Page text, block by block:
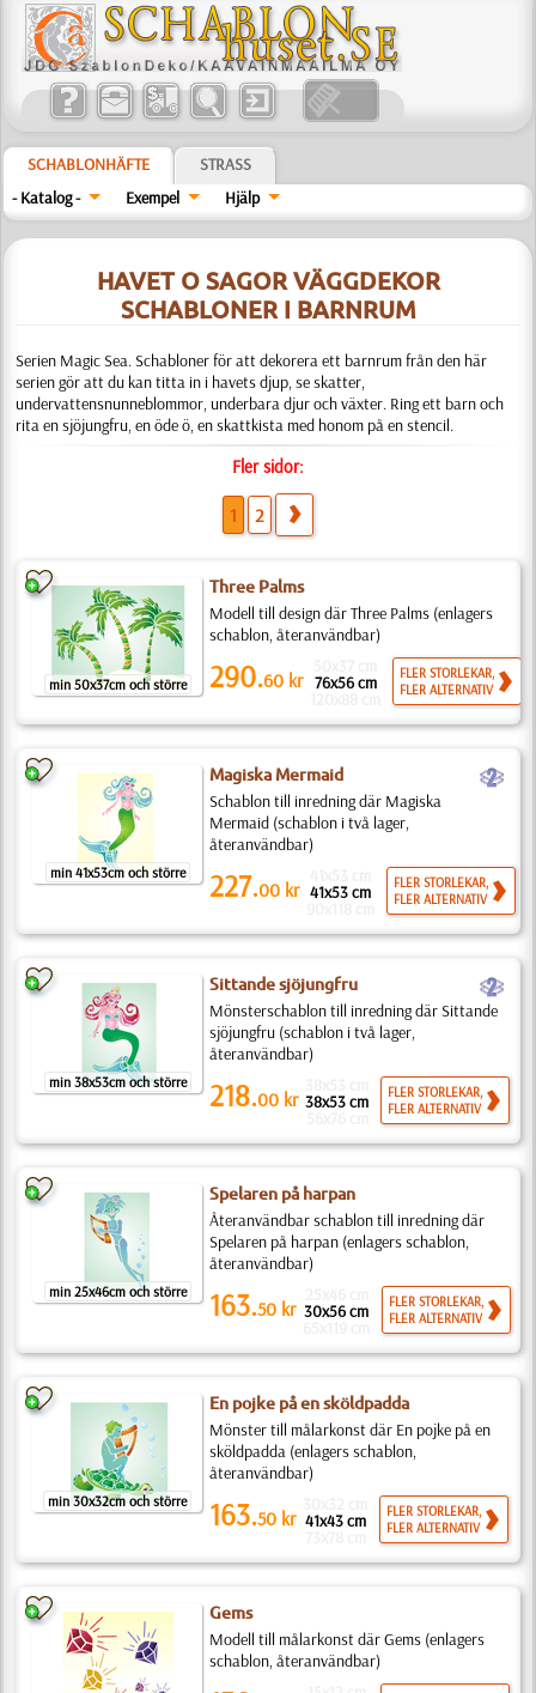
SCHABLONHÄFTE
STRASS
- Katalog -
Exempel Hjälp
HAVET O SAGOR VÄGGDEKOR
SCHABLONER I BARNRUM
Serien Magic Sea. Schabloner för att dekorera ett barnrum från den här
serien gör att du kan titta in i havets djup, se skatter,
undervattensnunneblommor, underbara djur och växter. Ring ett barn och
rita en sjöjungfru, en öde ö, en skattkista med honom på en stencil.
Fler sidor:
1 2
min 50x37cm och större
Three Palms
Modell till design där Three Palms (enlagers
schablon, återanvändbar)
290.60 kr 76x56 cm
FLER STORLEKAR,
FLER ALTERNATIV
min 41x53cm och större
Magiska Mermaid b
Schablon till inredning där Magiska
Mermaid (schablon i två lager,
återanvändbar)
227.00 kr 41x53 cm
FLER STORLEKAR,
FLER ALTERNATIV
min 38x53cm och större
Sittande sjöjungfru b
Mönsterschablon till inredning där Sittande
sjöjungfru (schablon i två lager,
återanvändbar)
218.00 kr 38x53 cm
FLER STORLEKAR,
FLER ALTERNATIV
min 25x46cm och större
Spelaren på harpan
Återanvändbar schablon till inredning där
Spelaren på harpan (enlagers schablon,
återanvändbar)
163.50 kr 30x56 cm
FLER STORLEKAR,
FLER ALTERNATIV
min 30x32cm och större
En pojke på en sköldpadda
Mönster till målarkonst där En pojke på en
sköldpadda (enlagers schablon,
återanvändbar)
163.50 kr 41x43 cm
FLER STORLEKAR,
FLER ALTERNATIV
Gems
Modell till målarkonst där Gems (enlagers
schablon, återanvändbar)